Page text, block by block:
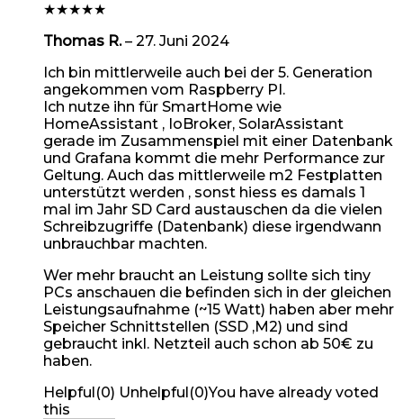
★★★★★
Thomas R.– 27. Juni 2024
Ich bin mittlerweile auch bei der 5. Generation
angekommen vom Raspberry PI.
Ich nutze ihn für SmartHome wie
HomeAssistant , IoBroker, SolarAssistant
gerade im Zusammenspiel mit einer Datenbank
und Grafana kommt die mehr Performance zur
Geltung. Auch das mittlerweile m2 Festplatten
unterstützt werden , sonst hiess es damals 1
mal im Jahr SD Card austauschen da die vielen
Schreibzugriffe (Datenbank) diese irgendwann
unbrauchbar machten.
Wer mehr braucht an Leistung sollte sich tiny
PCs anschauen die befinden sich in der gleichen
Leistungsaufnahme (~15 Watt) haben aber mehr
Speicher Schnittstellen (SSD ,M2) und sind
gebraucht inkl. Netzteil auch schon ab 50€ zu
haben.
Helpful(0) Unhelpful(0)You have already voted
this